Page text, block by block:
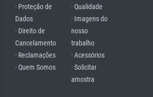
· Proteção de
Dados
· Direito de
Cancelamento
· Reclamações
· Quem Somos
· Qualidade
· Imagens do
nosso
trabalho
· Acessórios
· Solicitar
amostra